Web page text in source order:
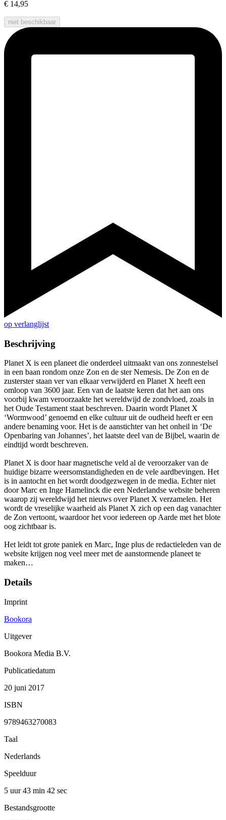
€ 14,95
niet beschikbaar
op verlanglijst
Beschrijving
Planet X is een planeet die onderdeel uitmaakt van ons zonnestelsel
in een baan rondom onze Zon en de ster Nemesis. De Zon en de
zusterster staan ver van elkaar verwijderd en Planet X heeft een
omloop van 3600 jaar. Een van de laatste keren dat het aan ons
voorbij kwam veroorzaakte het wereldwijd de zondvloed, zoals in
het Oude Testament staat beschreven. Daarin wordt Planet X
‘Wormwood’ genoemd en elke cultuur uit de oudheid heeft er een
andere benaming voor. Het is de aanstichter van het onheil in ‘De
Openbaring van Johannes’, het laatste deel van de Bijbel, waarin de
eindtijd wordt beschreven.
Planet X is door haar magnetische veld al de veroorzaker van de
huidige bizarre weersomstandigheden en de vele aardbevingen. Het
is in aantocht en het wordt doodgezwegen in de media. Echter niet
door Marc en Inge Hamelinck die een Nederlandse website beheren
waarop zij wereldwijd het nieuws over Planet X verzamelen. Het
wordt de vreselijke waarheid als Planet X zich op een dag vanachter
de Zon vertoont, waardoor het voor iedereen op Aarde met het blote
oog zichtbaar is.
Het leidt tot grote paniek en Marc, Inge plus de redactieleden van de
website krijgen nog veel meer met de aanstormende planeet te
maken…
Details
Imprint
Bookora
Uitgever
Bookora Media B.V.
Publicatiedatum
20 juni 2017
ISBN
9789463270083
Taal
Nederlands
Speelduur
5 uur 43 min 42 sec
Bestandsgrootte